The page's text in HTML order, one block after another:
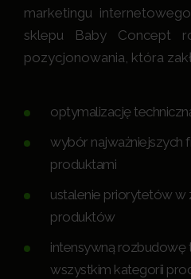
marketingu
sklepu Baby Concept
pozycjonowania, która
optymalizację
wybór najważniejszych
produktami
ustalenie priorytetów w
produktów
intensywną rozbudowę
wszystkim kategorii